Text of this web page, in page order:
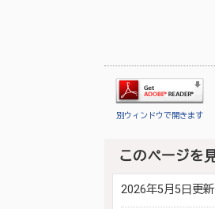
別ウィンドウで開きます
このページを
2026年5月5日更新